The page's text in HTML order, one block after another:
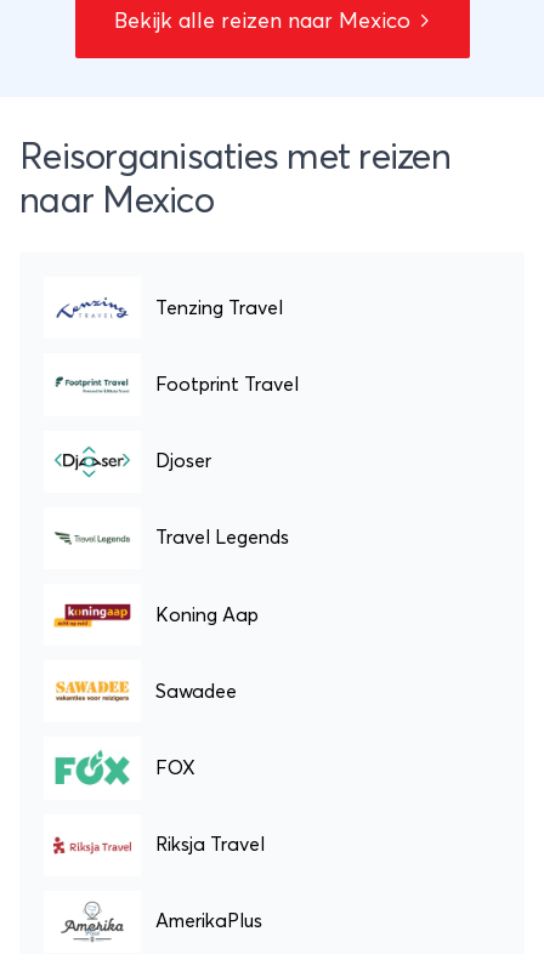
plantages, karakteristieke zuidelijke steden en
Bekijk alle reizen naar Mexico
Reisorganisaties met reizen
naar Mexico
Tenzing Travel
Footprint Travel
Djoser
Travel Legends
Koning Aap
Sawadee
FOX
Riksja Travel
AmerikaPlus